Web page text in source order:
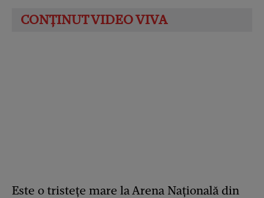
Este o tristețe mare la Arena Națională din